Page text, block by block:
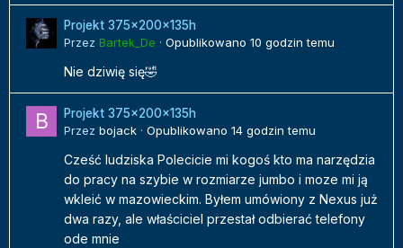
Projekt 375x200x135h
Przez Bartek_De · Opublikowano 10 godzin temu
Nie dziwię się🤣
Projekt 375x200x135h
Przez bojack · Opublikowano 14 godzin temu
Cześć ludziska Polecicie mi kogoś kto ma narzędzia
do pracy na szybie w rozmiarze jumbo i moze mi ją
wkleić w mazowieckim. Byłem umówiony z Nexus już
dwa razy, ale właściciel przestał odbierać telefony
ode mnie